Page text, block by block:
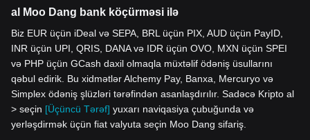
al Moo Dang bank köçürməsi ilə
Biz EUR üçün iDeal və SEPA, BRL üçün PIX, AUD üçün PayID,
INR üçün UPI, QRIS, DANA və IDR üçün OVO, MXN üçün SPEI
və PHP üçün GCash daxil olmaqla müxtəlif ödəniş üsullarını
qəbul edirik. Bu xidmətlər Alchemy Pay, Banxa, Mercuryo və
Simplex ödəniş şlüzləri tərəfindən asanlaşdırılır. Sadəcə Kripto al
> seçin [Üçüncü Tərəf] yuxarı naviqasiya çubuğunda və
yerləşdirmək üçün fiat valyuta seçin Moo Dang sifariş.